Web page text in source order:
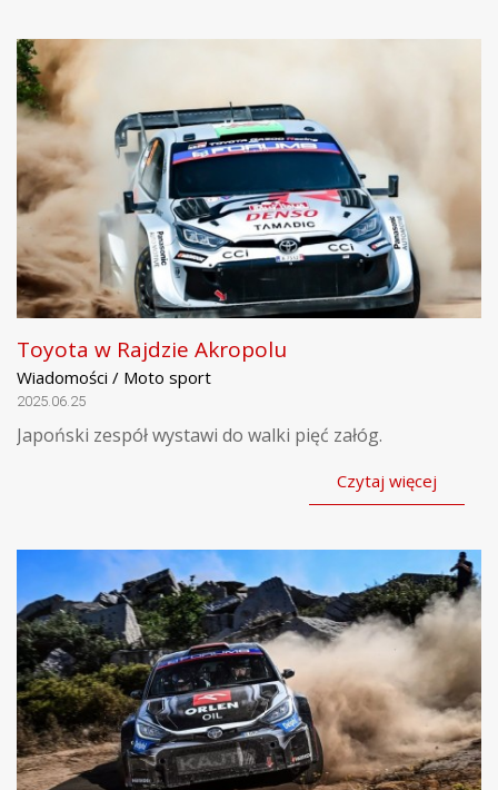
Toyota w Rajdzie Akropolu
Wiadomości / Moto sport
2025.06.25
Japoński zespół wystawi do walki pięć załóg.
Czytaj więcej